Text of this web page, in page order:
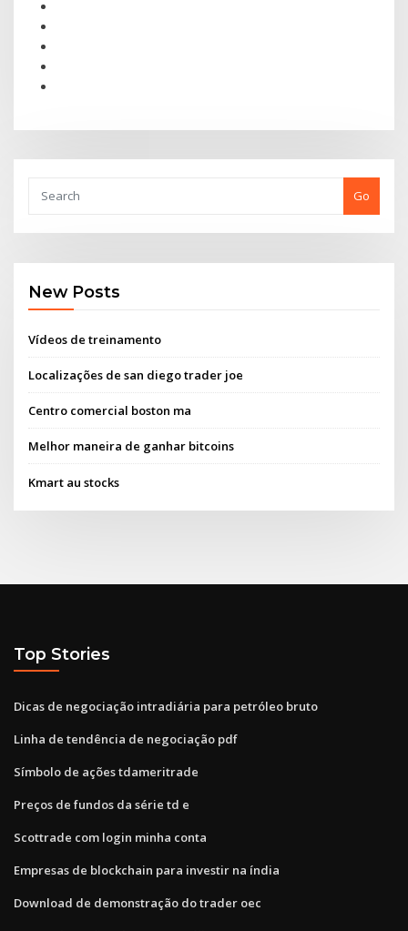
Go
New Posts
Vídeos de treinamento
Localizações de san diego trader joe
Centro comercial boston ma
Melhor maneira de ganhar bitcoins
Kmart au stocks
Top Stories
Dicas de negociação intradiária para petróleo bruto
Linha de tendência de negociação pdf
Símbolo de ações tdameritrade
Preços de fundos da série td e
Scottrade com login minha conta
Empresas de blockchain para investir na índia
Download de demonstração do trader oec